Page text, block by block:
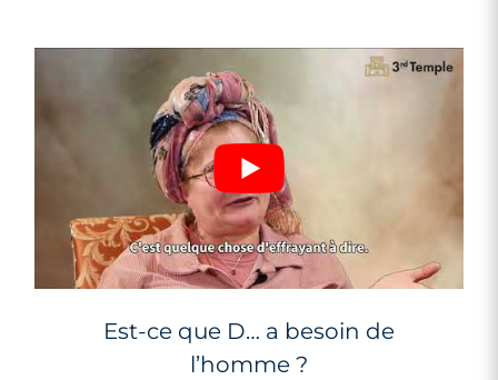
Est-ce que D… a besoin de
l’homme ?